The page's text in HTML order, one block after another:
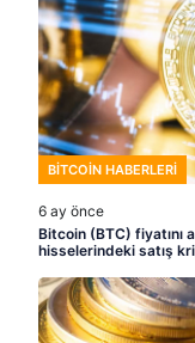
BITCOIN HABERLERI
6 ay önce
Bitcoin (BTC) fiyatını
hisselerindeki satış